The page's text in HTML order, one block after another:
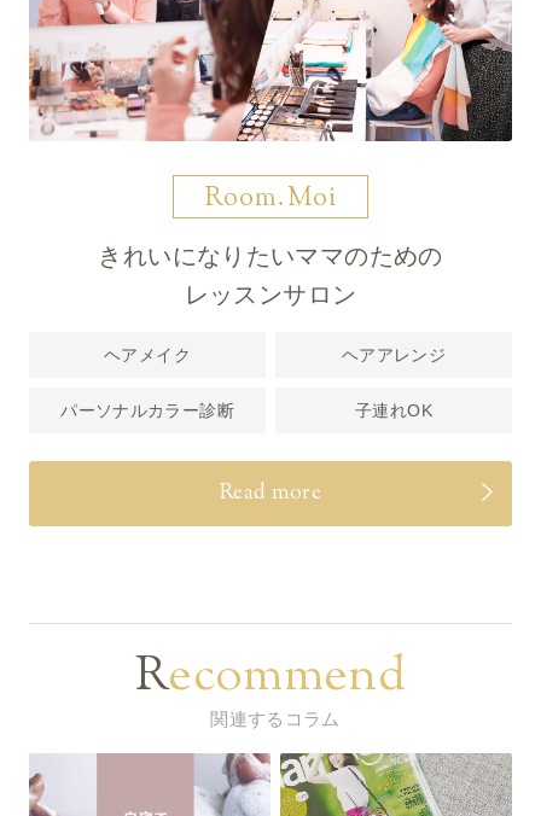
Room.Moi
きれいになりたいママのための
レッスンサロン
ヘアメイク ヘアアレンジ
パーソナルカラー診断 子連れOK
Read more
Recommend
関連するコラム